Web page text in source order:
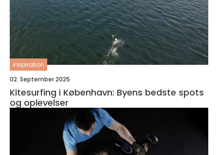
inspiration
02. September 2025
Kitesurfing i København: Byens bedste spots
og oplevelser